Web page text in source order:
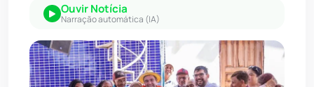
Ouvir Notícia
Narração automática (IA)